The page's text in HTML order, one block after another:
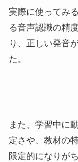
実際に使ってみ
る音声認識の精
り、正しい発音
た。
また、学習中に
定さや、教材の
限定的になりが